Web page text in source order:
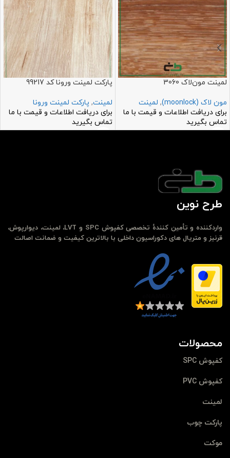
لمینت مون‌لاک 3060
مون لاک (moonlock) , لمینت
برای دریافت اطلاعات و قیمت با ما
تماس بگیرید
پارکت لمینت ورونا کد 99217
لمینت, پارکت لمینت ورونا
برای دریافت اطلاعات و قیمت با ما
تماس بگیرید
طرح نوین
واردکننده و تأمین کنندهٔ تخصصی کفپوش SPC و LVT، لمینت، دیوارپوش،
قرنیز و متریال های دکوراسیون داخلی با بالاترین کیفیت و ضمانت اصالت
محصولات
کفپوش SPC
کفپوش PVC
لمینت
پارکت چوب
موکت